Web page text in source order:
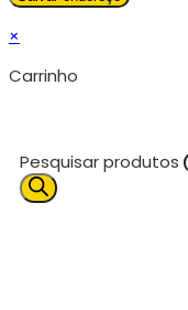
×
Carrinho
Pesquisar produtos